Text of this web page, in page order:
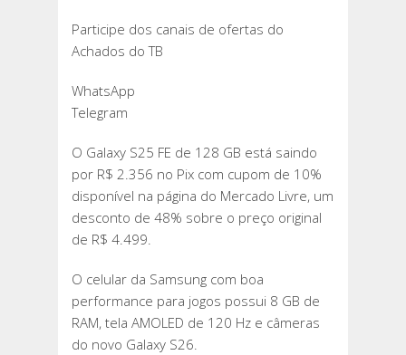
Participe dos canais de ofertas do
Achados do TB
WhatsApp
Telegram
O Galaxy S25 FE de 128 GB está saindo
por R$ 2.356 no Pix com cupom de 10%
disponível na página do Mercado Livre, um
desconto de 48% sobre o preço original
de R$ 4.499.
O celular da Samsung com boa
performance para jogos possui 8 GB de
RAM, tela AMOLED de 120 Hz e câmeras
do novo Galaxy S26.